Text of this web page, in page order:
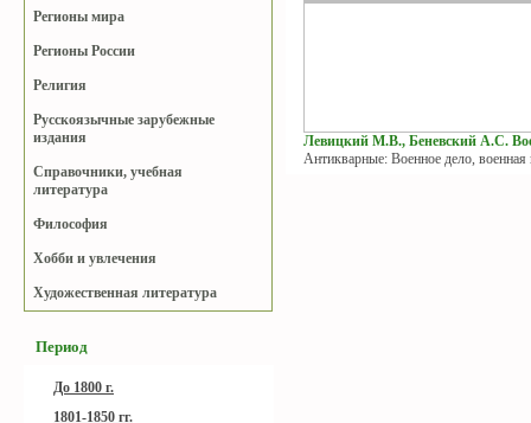
Регионы мира
Регионы России
Религия
Русскоязычные зарубежные
издания
Справочники, учебная
литература
Философия
Хобби и увлечения
Художественная литература
Период
До 1800 г.
1801-1850 гг.
Левицкий М.В., Беневский А.С.
Антикварные: Военное дело, военная